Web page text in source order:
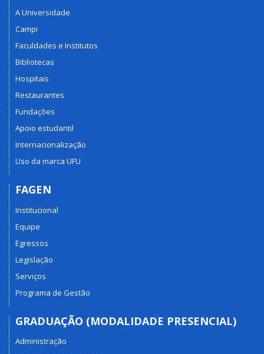
A Universidade
Campi
Faculdades e Institutos
Bibliotecas
Hospitais
Restaurantes
Fundações
Apoio estudantil
Internacionalização
Uso da marca UFU
FAGEN
Institucional
Equipe
Egressos
Legislação
Serviços
Programa de Gestão
GRADUAÇÃO (MODALIDADE PRESENCIAL)
Administração